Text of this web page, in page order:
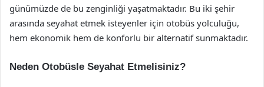
günümüzde de bu zenginliği yaşatmaktadır. Bu iki şehir
arasında seyahat etmek isteyenler için otobüs yolculuğu,
hem ekonomik hem de konforlu bir alternatif sunmaktadır.
Neden Otobüsle Seyahat Etmelisiniz?